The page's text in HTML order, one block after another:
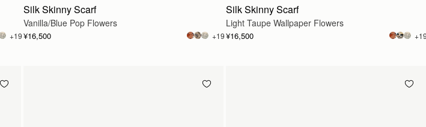
+19
Silk Skinny Scarf
Vanilla/Blue Pop Flowers
¥16,500 +19
Silk Skinny Scarf
Light Taupe Wallpaper Flowers
¥16,500